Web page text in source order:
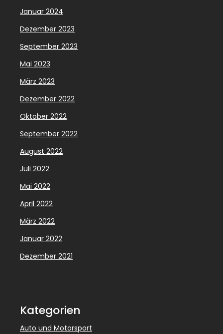
Januar 2024
Dezember 2023
September 2023
Mai 2023
März 2023
Dezember 2022
Oktober 2022
September 2022
August 2022
Juli 2022
Mai 2022
April 2022
März 2022
Januar 2022
Dezember 2021
Kategorien
Auto und Motorsport